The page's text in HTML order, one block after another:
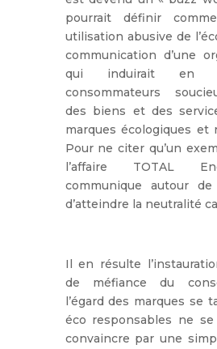
pourrait définir
utilisation abusive de
communication d’une
qui induirait en
consommateurs
des biens et des
marques écologiques et
Pour ne citer qu’un
l’affaire TOTAL
communique autour
d’atteindre la neutralité
Il en résulte
de méfiance du
l’égard des marques se
éco responsables ne
convaincre par une